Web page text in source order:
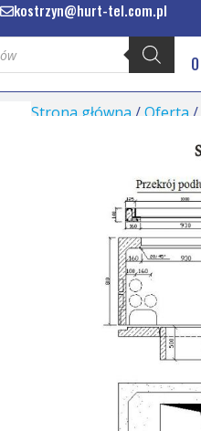
kostrzyn@hurt-tel.com.pl
Strona główna /Oferta /